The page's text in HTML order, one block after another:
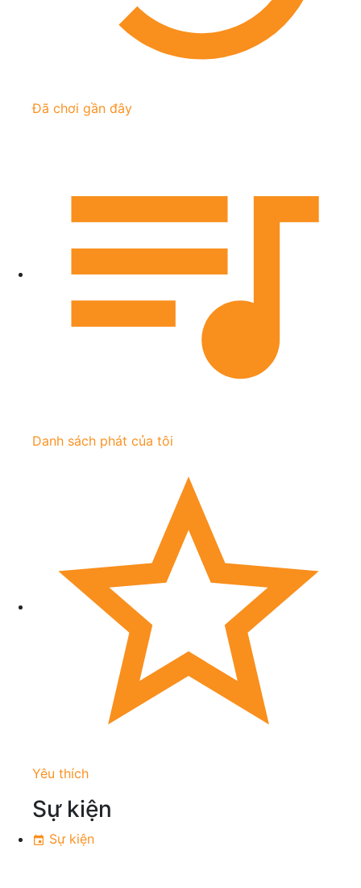
Đã chơi gần đây
Danh sách phát của tôi
Yêu thích
Sự kiện
Sự kiện